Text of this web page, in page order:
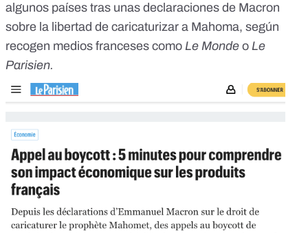
algunos países tras unas declaraciones de Macron
sobre la libertad de caricaturizar a Mahoma, según
recogen medios franceses como Le Monde o Le
Parisien.